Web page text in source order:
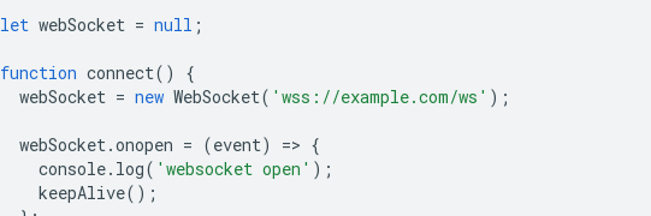
let webSocket = null ;
function connect()
{
webSocket = new WebSocket( 'wss://example.com/ws' );
webSocket.onopen = (event) => {
console. log( 'websocket open' );
keepAlive();